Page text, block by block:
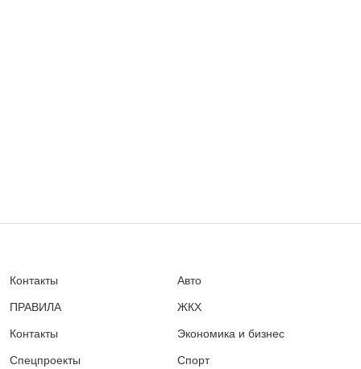
Контакты
ПРАВИЛА
Контакты
Спецпроекты
Авто
ЖКХ
Экономика и бизнес
Спорт